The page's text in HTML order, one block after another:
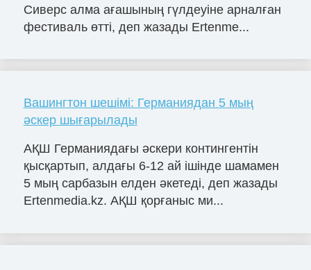
Сиверс алма ағашының гүлдеуіне арналған
фестиваль өтті, деп жазады Ertenme...
Вашингтон шешімі: Германиядан 5 мың
әскер шығарылады
АҚШ Германиядағы әскери контингентін
қысқартып, алдағы 6-12 ай ішінде шамамен
5 мың сарбазын елден әкетеді, деп жазады
Ertenmedia.kz. АҚШ қорғаныс ми...